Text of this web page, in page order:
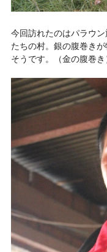
今回訪れたのはパラウ
たちの村。銀の腹巻き
そうです。（金の腹巻き